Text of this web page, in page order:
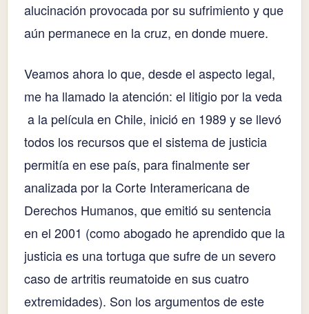
alucinación provocada por su sufrimiento y que
aún permanece en la cruz, en donde muere.
Veamos ahora lo que, desde el aspecto legal,
me ha llamado la atención: el litigio por la veda
a la película en Chile, inició en 1989 y se llevó
todos los recursos que el sistema de justicia
permitía en ese país, para finalmente ser
analizada por la Corte Interamericana de
Derechos Humanos, que emitió su sentencia
en el 2001 (como abogado he aprendido que la
justicia es una tortuga que sufre de un severo
caso de artritis reumatoide en sus cuatro
extremidades). Son los argumentos de este